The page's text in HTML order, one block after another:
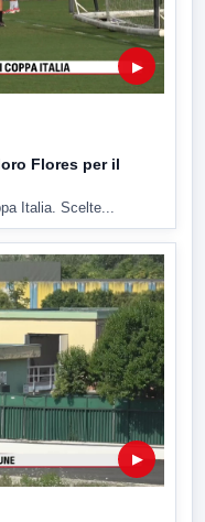
▶
Flores per il
Italia. Scelte...
▶